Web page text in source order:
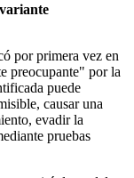
por primera vez en
preocupante" por la
puede
causar una
evadir la
pruebas